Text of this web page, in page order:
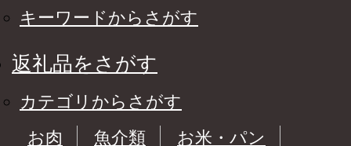
キーワードからさがす
返礼品をさがす
カテゴリからさがす
お肉
魚介類
お米・パン